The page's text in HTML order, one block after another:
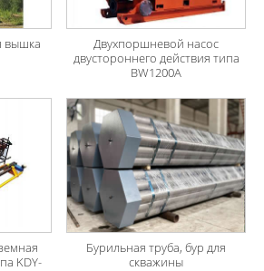
вышка
Двухпоршневой насос
двустороннего действия типа
BW1200A
KDY-
Бурильная труба, бур для
скважины